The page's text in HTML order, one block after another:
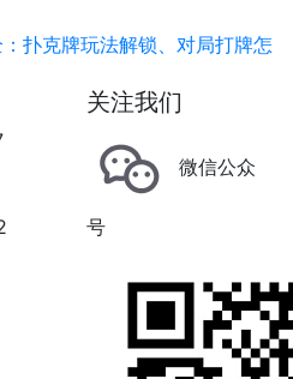
扑克牌玩法解锁、对局打牌怎
关注我们
微信公众
号